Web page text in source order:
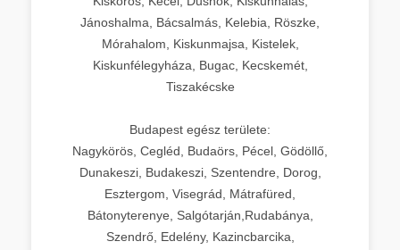
Jánoshalma, Bácsalmás, Kelebia, Röszke,
Mórahalom, Kiskunmajsa, Kistelek,
Kiskunfélegyháza, Bugac, Kecskemét,
Tiszakécske
Budapest egész területe:
Nagykörös, Cegléd, Budaörs, Pécel, Gödöllő,
Dunakeszi, Budakeszi, Szentendre, Dorog,
Esztergom, Visegrád, Mátrafüred,
Bátonyterenye, Salgótarján,Rudabánya,
Szendrő, Edelény, Kazincbarcika,